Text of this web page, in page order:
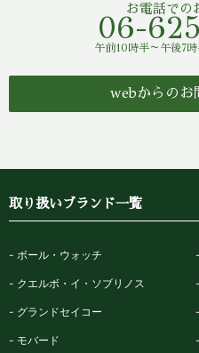
お電話での
06-
午前10時半～午後7時
webからのお
取り扱いブランド一覧
ボール・ウォッチ
クエルボ・イ・ソブリノス
グランドセイコー
モバード